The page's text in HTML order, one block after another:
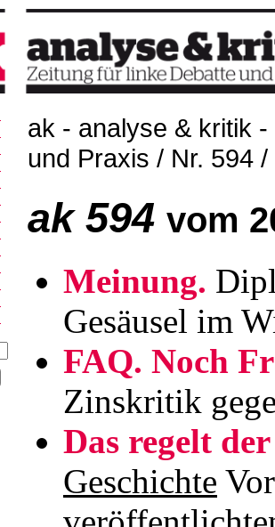
ak - analyse & kritik
und Praxis / Nr. 594 /
ak 594 vom
Meinung.
Gesäusel im
FAQ. Noch
Zinskritik
Das regelt
Geschichte